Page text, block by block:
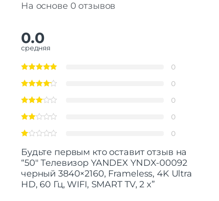
На основе 0 отзывов
0.0
средняя
0
0
0
0
0
Будьте первым кто оставит отзыв на
“50″ Телевизор YANDEX YNDX-00092
черный 3840×2160, Frameless, 4K Ultra
HD, 60 Гц, WIFI, SMART TV, 2 x”